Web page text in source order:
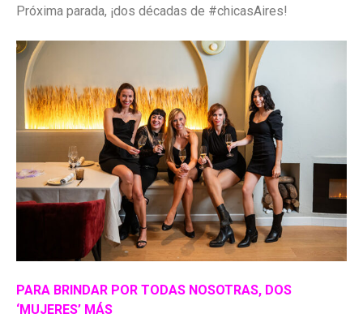
Próxima parada, ¡dos décadas de #chicasAires!
PARA BRINDAR POR TODAS NOSOTRAS, DOS
‘MUJERES’ MÁS